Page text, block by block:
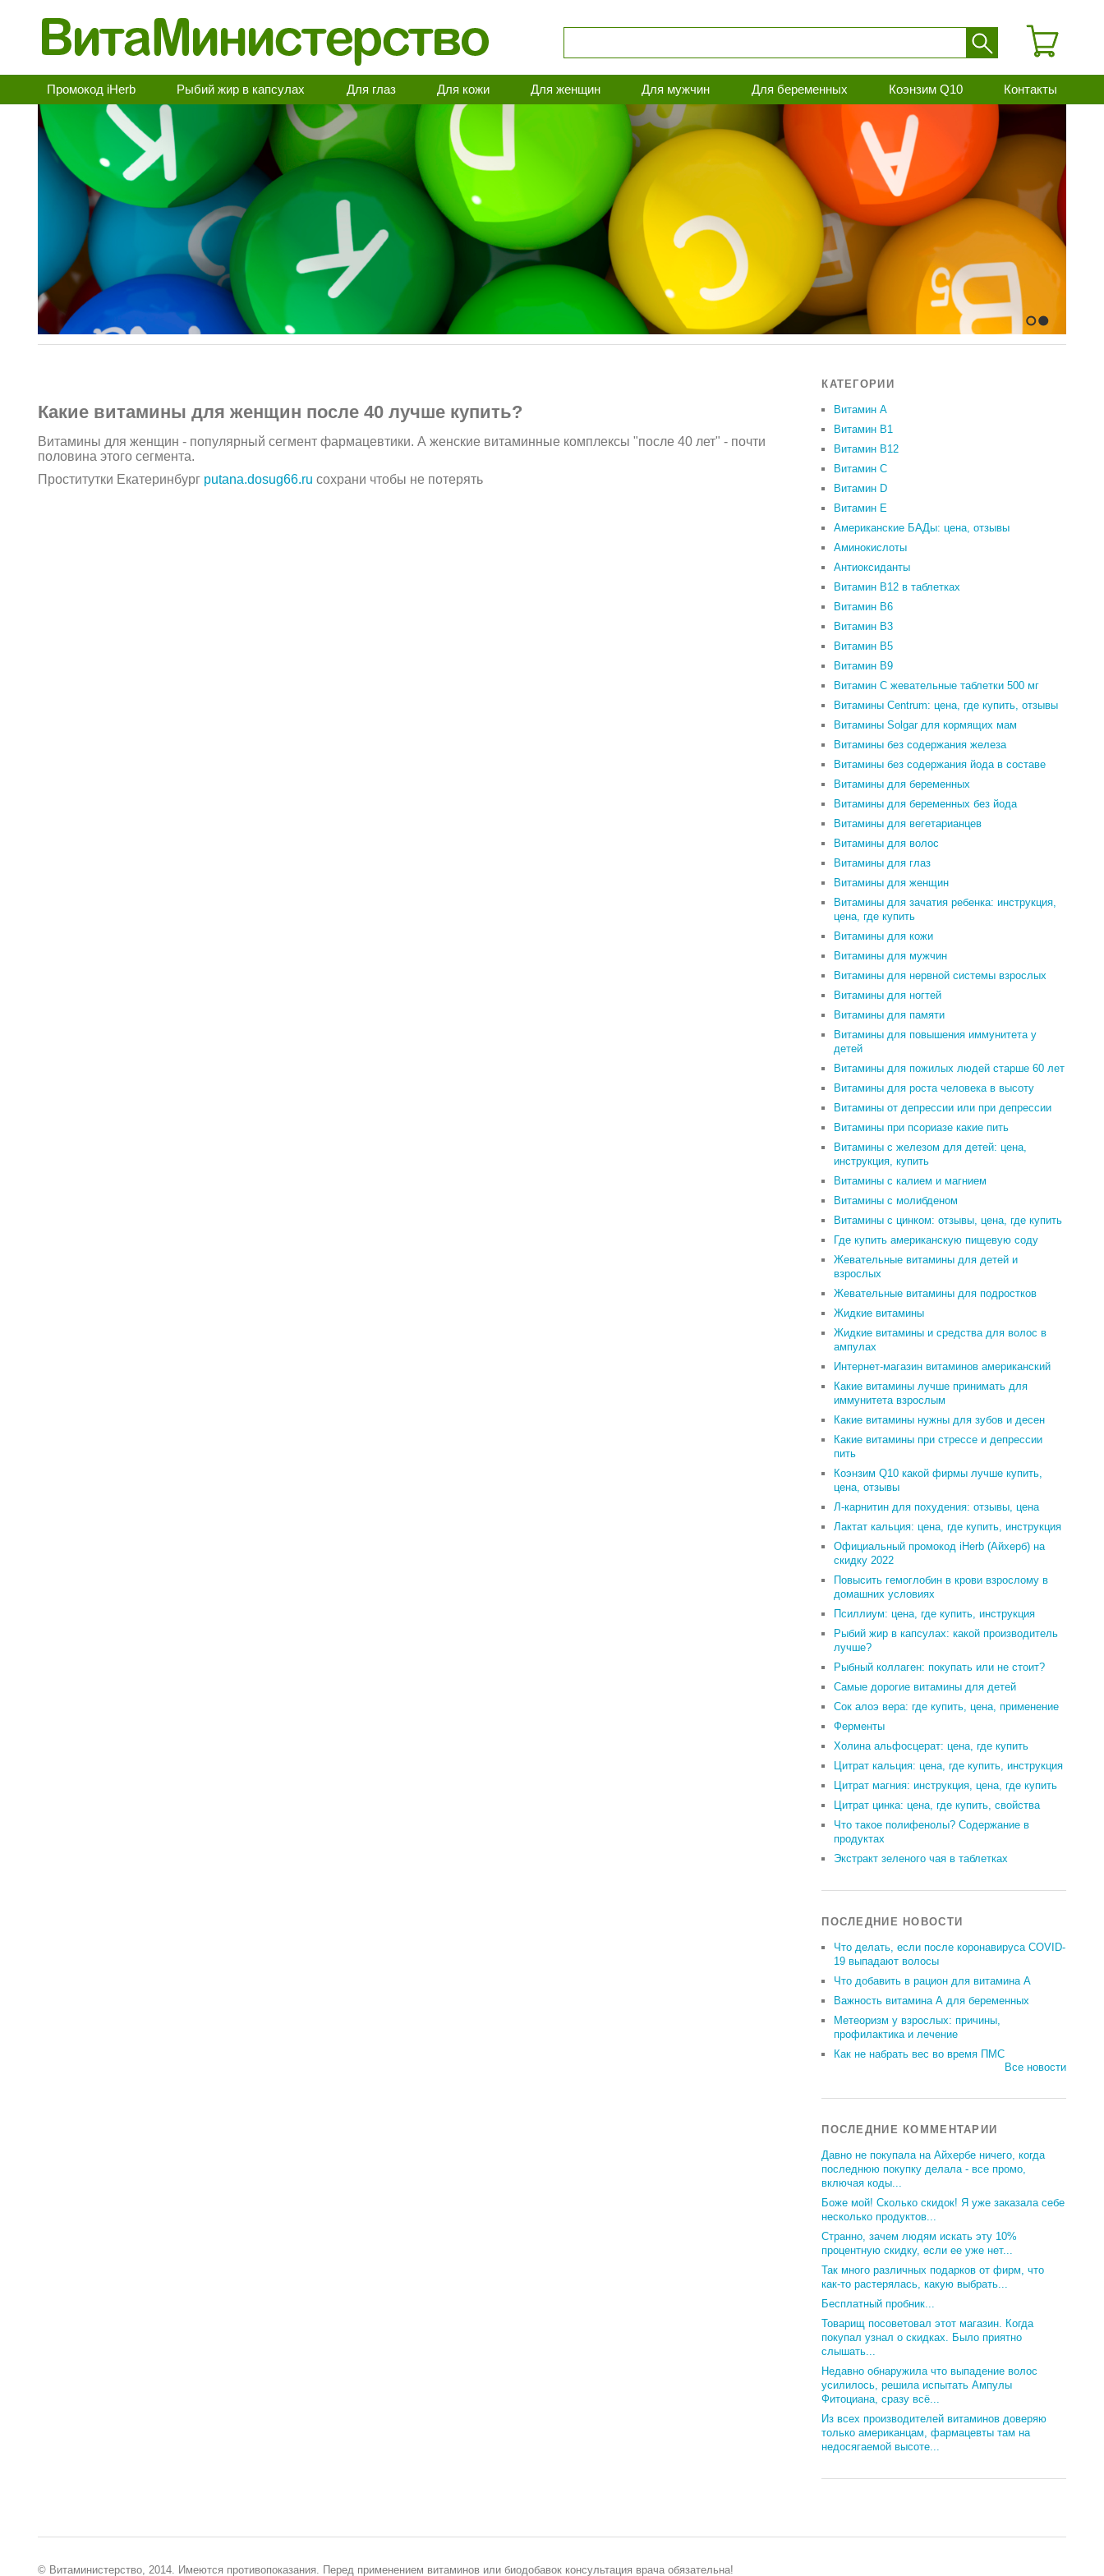
Промокод iHerb Рыбий жир в капсулах Для глаз Для кожи Для женщин Для мужчин Для беременных Коэнзим Q10 Контакты
1 2
Какие витамины для женщин после 40 лучше купить?
Витамины для женщин - популярный сегмент фармацевтики. А женские витаминные комплексы "после 40 лет" - почти
половина этого сегмента.
Проститутки Екатеринбург putana.dosug66.ru сохрани чтобы не потерять
КАТЕГОРИИ
Витамин A
Витамин B1
Витамин B12
Витамин C
Витамин D
Витамин Е
Американские БАДы: цена, отзывы
Аминокислоты
Антиоксиданты
Витамин B12 в таблетках
Витамин B6
Витамин В3
Витамин В5
Витамин В9
Витамин С жевательные таблетки 500 мг
Витамины Centrum: цена, где купить, отзывы
Витамины Solgar для кормящих мам
Витамины без содержания железа
Витамины без содержания йода в составе
Витамины для беременных
Витамины для беременных без йода
Витамины для вегетарианцев
Витамины для волос
Витамины для глаз
Витамины для женщин
Витамины для зачатия ребенка: инструкция,
цена, где купить
Витамины для кожи
Витамины для мужчин
Витамины для нервной системы взрослых
Витамины для ногтей
Витамины для памяти
Витамины для повышения иммунитета у
детей
Витамины для пожилых людей старше 60 лет
Витамины для роста человека в высоту
Витамины от депрессии или при депрессии
Витамины при псориазе какие пить
Витамины с железом для детей: цена,
инструкция, купить
Витамины с калием и магнием
Витамины с молибденом
Витамины с цинком: отзывы, цена, где купить
Где купить американскую пищевую соду
Жевательные витамины для детей и
взрослых
Жевательные витамины для подростков
Жидкие витамины
Жидкие витамины и средства для волос в
ампулах
Интернет-магазин витаминов американский
Какие витамины лучше принимать для
иммунитета взрослым
Какие витамины нужны для зубов и десен
Какие витамины при стрессе и депрессии
пить
Коэнзим Q10 какой фирмы лучше купить,
цена, отзывы
Л-карнитин для похудения: отзывы, цена
Лактат кальция: цена, где купить, инструкция
Официальный промокод iHerb (Айхерб) на
скидку 2022
Повысить гемоглобин в крови взрослому в
домашних условиях
Псиллиум: цена, где купить, инструкция
Рыбий жир в капсулах: какой производитель
лучше?
Рыбный коллаген: покупать или не стоит?
Самые дорогие витамины для детей
Сок алоэ вера: где купить, цена, применение
Ферменты
Холина альфосцерат: цена, где купить
Цитрат кальция: цена, где купить, инструкция
Цитрат магния: инструкция, цена, где купить
Цитрат цинка: цена, где купить, свойства
Что такое полифенолы? Содержание в
продуктах
Экстракт зеленого чая в таблетках
ПОСЛЕДНИЕ НОВОСТИ
Что делать, если после коронавируса COVID-
19 выпадают волосы
Что добавить в рацион для витамина А
Важность витамина А для беременных
Метеоризм у взрослых: причины,
профилактика и лечение
Как не набрать вес во время ПМС
Все новости
ПОСЛЕДНИЕ КОММЕНТАРИИ
Давно не покупала на Айхербе ничего, когда
последнюю покупку делала - все промо,
включая коды...
Боже мой! Сколько скидок! Я уже заказала себе
несколько продуктов...
Странно, зачем людям искать эту 10%
процентную скидку, если ее уже нет...
Так много различных подарков от фирм, что
как-то растерялась, какую выбрать...
Бесплатный пробник...
Товарищ посоветовал этот магазин. Когда
покупал узнал о скидках. Было приятно
слышать...
Недавно обнаружила что выпадение волос
усилилось, решила испытать Ампулы
Фитоциана, сразу всё...
Из всех производителей витаминов доверяю
только американцам, фармацевты там на
недосягаемой высоте...
© Витаминистерство, 2014. Имеются противопоказания. Перед применением витаминов или биодобавок консультация врача обязательна!